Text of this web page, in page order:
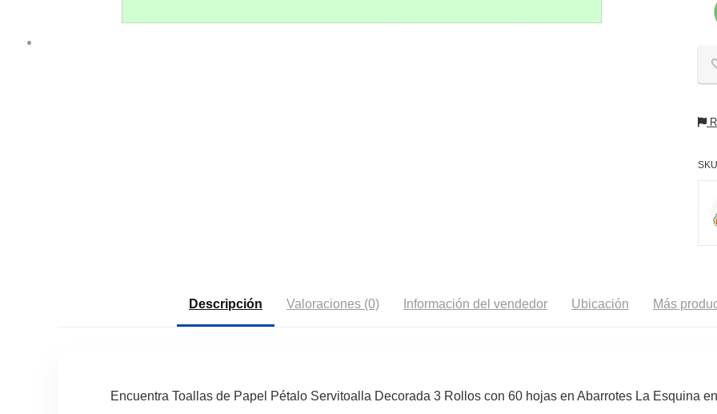
Descripción Valoraciones (0) Información del vendedor Ubicación Más
Encuentra Toallas de Papel Pétalo Servitoalla Decorada 3 Rollos con 60 hojas en Abarrotes La Esquina